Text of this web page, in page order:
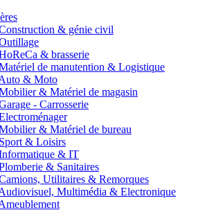
& génie civil
& brasserie
de manutention & Logistique
& Moto
& Matériel de magasin
- Carrosserie
& Matériel de bureau
& Loisirs
& IT
& Sanitaires
Utilitaires & Remorques
Multimédia & Electronique